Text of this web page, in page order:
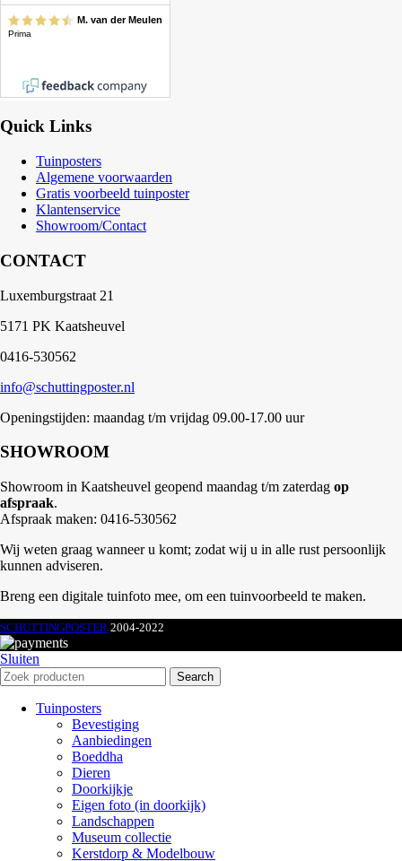
Quick Links
Tuinposters
Algemene voorwaarden
Gratis voorbeeld tuinposter
Klantenservice
Showroom/Contact
CONTACT
Luxemburgstraat 21
5171 PK Kaatsheuvel
0416-530562
info@schuttingposter.nl
Openingstijden: maandag t/m vrijdag 09.00-17.00 uur
SHOWROOM
Showroom in Kaatsheuvel geopend maandag t/m zaterdag op
afspraak.
Afspraak maken: 0416-530562
Wij weten graag wanneer u komt; zodat wij u in alle rust persoonlijk
kunnen adviseren.
Breng een digitale tuinfoto mee, om een tuinvoorbeeld te maken.
SCHUTTINGPOSTER 2004-2022
Sluiten
Search
Tuinposters
Bevestiging
Aanbiedingen
Boeddha
Dieren
Doorkijkje
Eigen foto (in doorkijk)
Landschappen
Museum collectie
Kerstdorp & Modelbouw